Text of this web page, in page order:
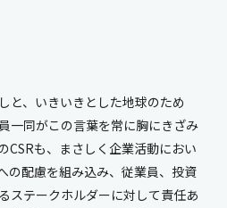
と、いきいきとした地球のため
一同がこの言葉を常に胸にきざみ
CSRも、まさしく企業活動におい
の配慮を組み込み、従業員、投資
ステークホルダーに対して責任あ